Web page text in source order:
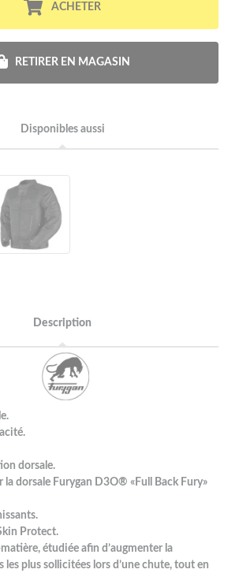
ACHETER
RETIRER EN MAGASIN
Disponibles aussi
Description
dorsale.
la dorsale Furygan D3O® «Full Back Fury»
Protect.
étudiée afin d’augmenter la
les plus sollicitées lors d’une chute, tout en